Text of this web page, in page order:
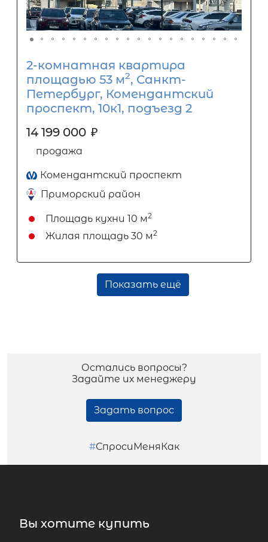
2-комнатная квартира
площадью 53 м2, Санкт-
Петербург, Комендантский
проспект, 10к1, подъезд 2
14 199 000 ₽
продажа
Комендантский проспект
Приморский район
Площадь кухни 10 м2
Жилая площадь 30 м2
Показать ещё
Остались вопросы?
Задайте их менеджеру
Задать вопрос
#СпросиМеняКак
Вы хотите купить